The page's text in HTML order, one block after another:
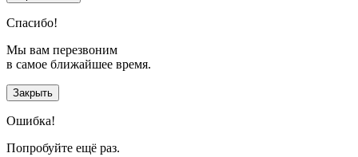
Спасибо!
Мы вам перезвоним
в самое ближайшее время.
Закрыть
Ошибка!
Попробуйте ещё раз.